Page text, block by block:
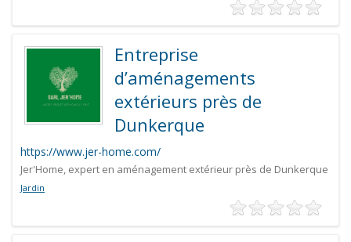
Entreprise
d’aménagements
extérieurs près de
Dunkerque
https://www.jer-home.com/
Jer'Home, expert en aménagement extérieur près de Dunkerque
Jardin